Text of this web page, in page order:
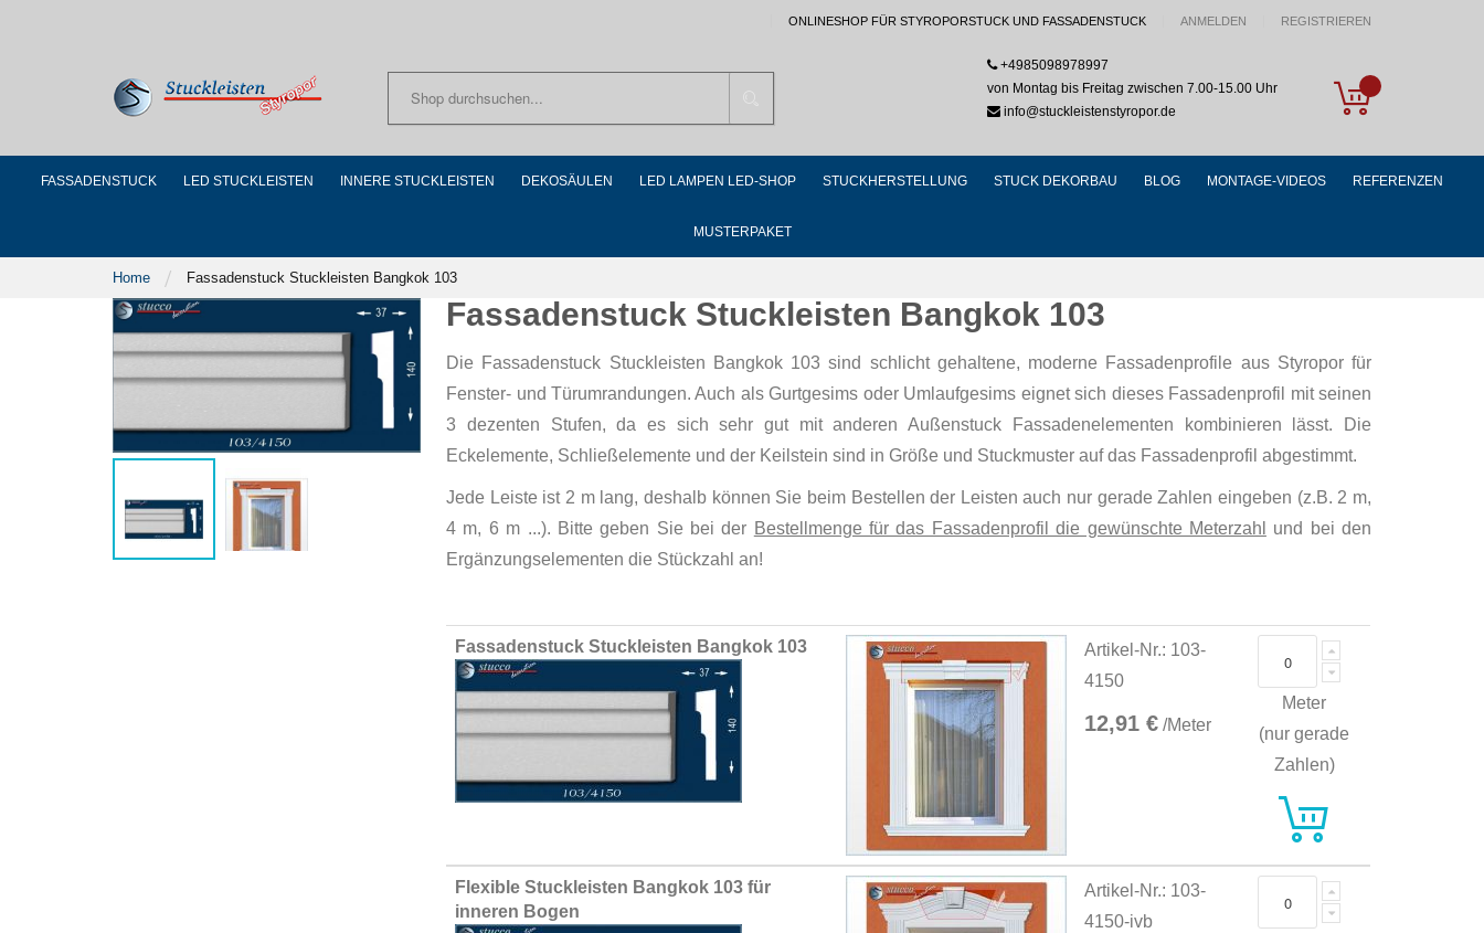
ONLINESHOP FÜR STYROPORSTUCK UND FASSADENSTUCK ANMELDEN REGISTRIEREN
My Cart
+4985098978997
von Montag bis Freitag zwischen 7.00-15.00 Uhr
info@stuckleistenstyropor.de
FASSADENSTUCK LED STUCKLEISTEN INNERE STUCKLEISTEN DEKOSÄULEN LED LAMPEN LED-SHOP STUCKHERSTELLUNG STUCK DEKORBAU BLOG MONTAGE-VIDEOS REFERENZEN
MUSTERPAKET
Home Fassadenstuck Stuckleisten Bangkok 103
Fassadenstuck Stuckleisten Bangkok 103
Die Fassadenstuck Stuckleisten Bangkok 103 sind schlicht gehaltene, moderne Fassadenprofile aus Styropor für
Fenster- und Türumrandungen. Auch als Gurtgesims oder Umlaufgesims eignet sich dieses Fassadenprofil mit seinen
3 dezenten Stufen, da es sich sehr gut mit anderen Außenstuck Fassadenelementen kombinieren lässt. Die
Eckelemente, Schließelemente und der Keilstein sind in Größe und Stuckmuster auf das Fassadenprofil abgestimmt.
Jede Leiste ist 2 m lang, deshalb können Sie beim Bestellen der Leisten auch nur gerade Zahlen eingeben (z.B. 2 m,
4 m, 6 m ...). Bitte geben Sie bei der Bestellmenge für das Fassadenprofil die gewünschte Meterzahl
und bei den
Ergänzungselementen die Stückzahl an!
Grouped
product
items
Fassadenstuck Stuckleisten Bangkok 103
Artikel-Nr.: 103-
4150
12,91 € /Meter
Meter
(nur gerade
Zahlen)
Flexible Stuckleisten Bangkok 103 für
inneren Bogen
Artikel-Nr.: 103-
4150-ivb